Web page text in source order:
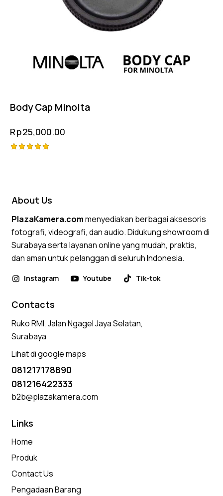
Body Cap Minolta
Rp25,000.00
About Us
PlazaKamera.commenyediakan berbagai aksesoris
fotografi, videografi, dan audio. Didukung showroom di
Surabaya serta layanan online yang mudah, praktis,
dan aman untuk pelanggan di seluruh Indonesia.
Instagram Youtube Tik-tok
Contacts
Ruko RMI, Jalan Ngagel Jaya Selatan,
Surabaya
Lihat di google maps
081217178890
081216422333
b2b@plazakamera.com
Links
Home
Produk
Contact Us
Pengadaan Barang